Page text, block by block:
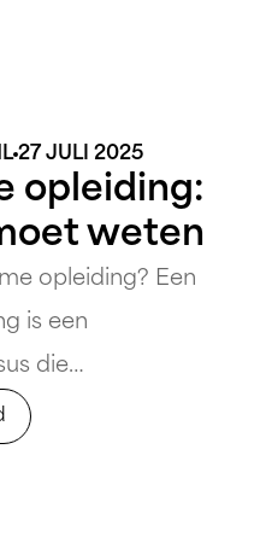
27 JULI 2025
opleiding:
weten
opleiding? Een
is een
die
op het